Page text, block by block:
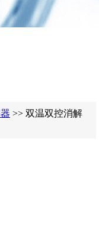
>> 双温双控消解